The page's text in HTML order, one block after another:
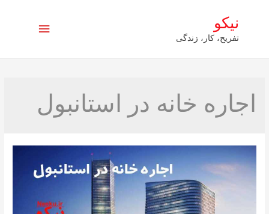
نیکو
تفریح، کار، زندگی
فهرست
اجاره خانه در استانبول